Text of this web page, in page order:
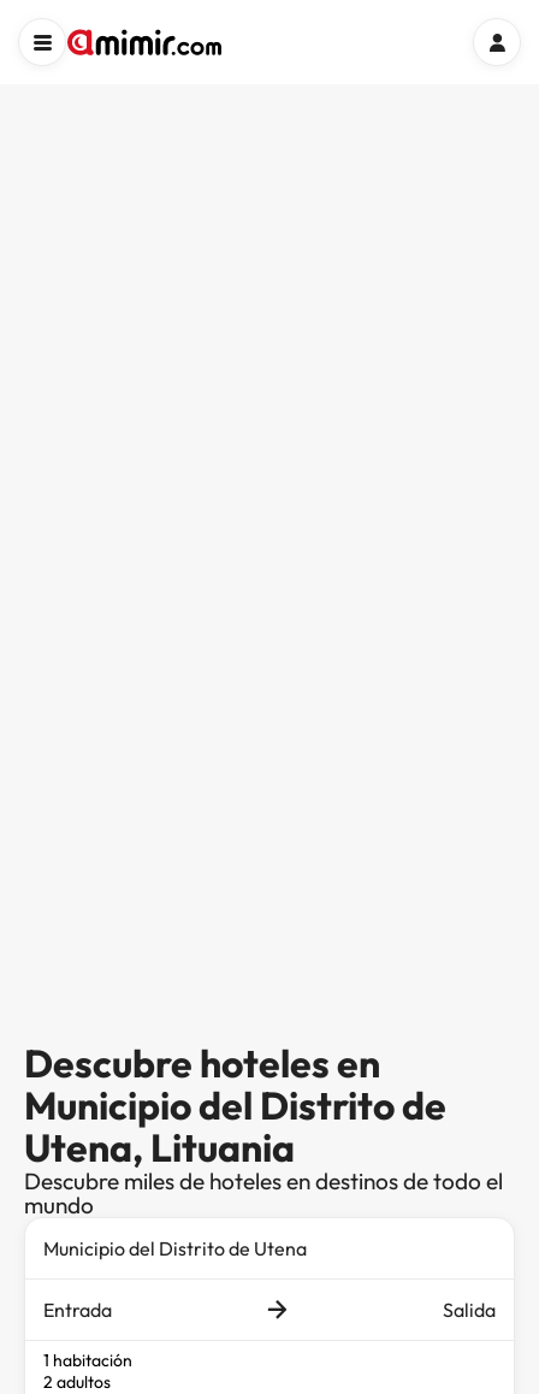
Descubre hoteles en
Municipio del Distrito de
Utena, Lituania
Descubre miles de hoteles en destinos de todo el
mundo
Entrada Salida
1 habitación
2 adultos